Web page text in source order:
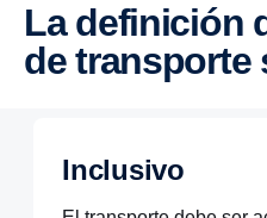
La definición de un sistema
de transporte
Inclusivo